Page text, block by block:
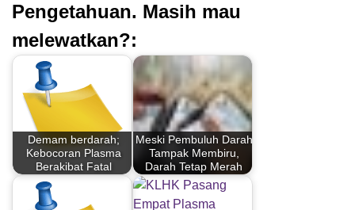
Pengetahuan. Masih mau
melewatkan?:
Demam berdarah;
Kebocoran Plasma
Berakibat Fatal
Meski Pembuluh Darah
Tampak Membiru,
Darah Tetap Merah